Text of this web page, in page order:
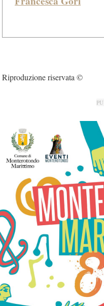
Riproduzione riservata ©